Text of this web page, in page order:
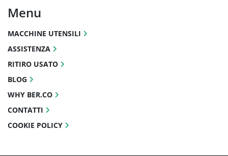
Capacità di lavorazione posteriore
mandrino secondario da 5" azionato da
un potente motore FANUC integrato da
5,5 kW (7 HP, 5 min.) per la lavorazione
Funzione di controllo dell'asse Y
Il controllo dell'asse Y migliora
ulteriormente le capacità multi-tasking
degli utensili motorizzati e migliora la
Menu
MACCHINE UTENSILI
ASSISTENZA
RITIRO USATO
BLOG
WHY BER.CO
CONTATTI
COOKIE POLICY